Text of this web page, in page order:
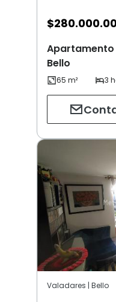
$
Apartamento
Bello
Valadares | Bello